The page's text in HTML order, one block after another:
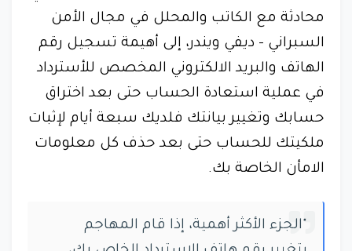
محادثة مع الكاتب والمحلل في مجال الأمن
السبراني - ديفي ويندر، إلى أهيمة تسجيل رقم
الهاتف والبريد الالكتروني المخصص للأسترداد
في عملية استعادة الحساب حتى بعد اختراق
حسابك وتغيير بيانتك فلديك سبعة أيام لإثبات
ملكيتك للحساب حتى بعد حذف كل معلومات
الامأن الخاصة بك.
"الجزء الأكثر أهمية، إذا قام المهاجم